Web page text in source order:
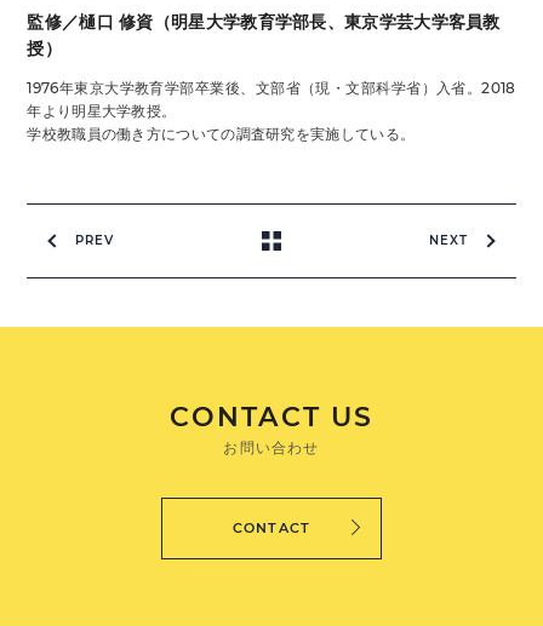
監修／樋口 修資（明星大学教育学部長、東京学芸大学客員教
授）
1976年東京大学教育学部卒業後、文部省（現・文部科学省）入省。2018
年より明星大学教授。
学校教職員の働き方についての調査研究を実施している。
PREV NEXT
CONTACT US
お問い合わせ
CONTACT